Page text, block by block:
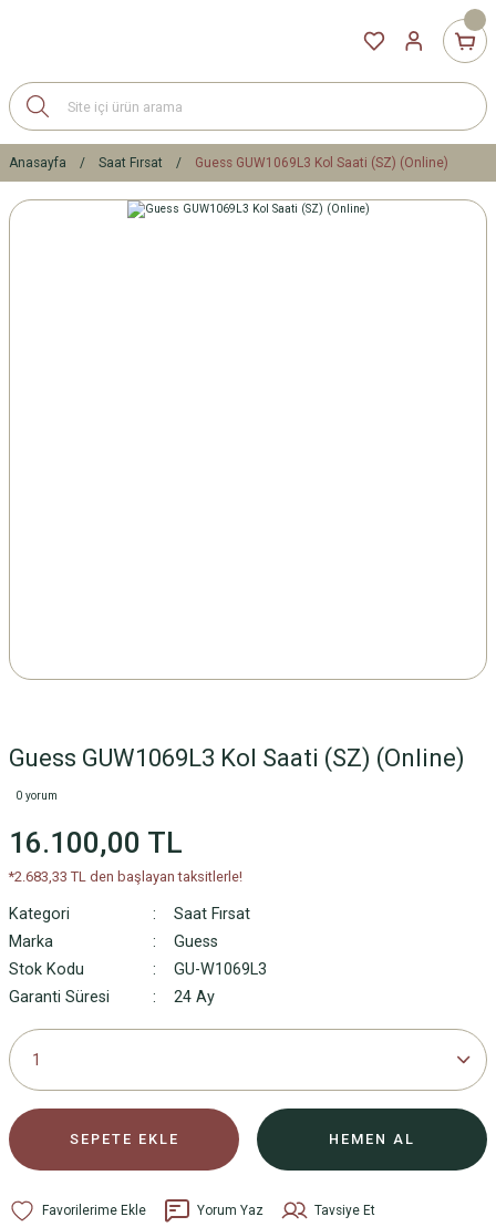
Anasayfa Saat Fırsat Guess GUW1069L3 Kol Saati (SZ) (Online)
Guess GUW1069L3 Kol Saati (SZ) (Online)
0 yorum
16.100,00 TL
*2.683,33 TL den başlayan taksitlerle!
Kategori
Saat Fırsat
Marka
Guess
Stok Kodu
GU-W1069L3
Garanti Süresi
24 Ay
SEPETE EKLE HEMEN AL
Yorum Yaz Tavsiye Et